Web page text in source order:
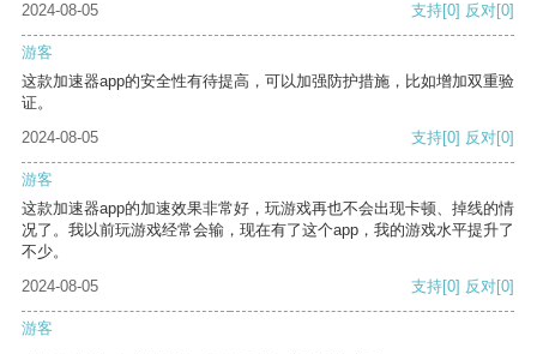
2024-08-05
支持[0] 反对[0]
游客
这款加速器app的安全性有待提高，可以加强防护措施，比如增加双重验
证。
2024-08-05
支持[0] 反对[0]
游客
这款加速器app的加速效果非常好，玩游戏再也不会出现卡顿、掉线的情
况了。我以前玩游戏经常会输，现在有了这个app，我的游戏水平提升了
不少。
2024-08-05
支持[0] 反对[0]
游客